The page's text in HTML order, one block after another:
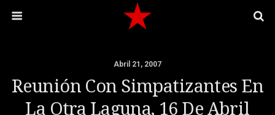
Abril 21, 2007
Reunión Con Simpatizantes En
La Otra Laguna, 16 De Abril